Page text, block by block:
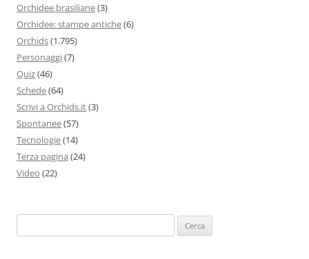
Orchidee brasiliane(3)
Orchidee: stampe antiche(6)
Orchids(1.795)
Personaggi(7)
Quiz(46)
Schede(64)
Scrivi a Orchids.it(3)
Spontanee(57)
Tecnologie(14)
Terza pagina (24)
Video (22)
per: